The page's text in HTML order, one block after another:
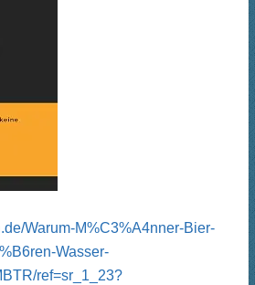
Warum-M%C3%A4nner-Bier-
Wasser-
ref=sr_1_23?